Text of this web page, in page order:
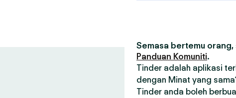
Semasa bertemu
Panduan Komuniti.
Tinder adalah aplikasi
dengan Minat yang
Tinder anda boleh